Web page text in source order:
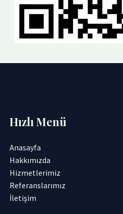
Hızlı Menü
Anasayfa
Hakkımızda
Hizmetlerimiz
Referanslarımız
İletişim